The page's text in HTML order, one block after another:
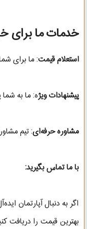
خدمات ما برای
استعلام قیمت: ما برای
پیشنهادات ویژه: ما به
مشاوره حرفه‌ای: تیم
با ما تماس بگیرید:
اگر به دنبال آپارتمان
بهترین قیمت را دریافت